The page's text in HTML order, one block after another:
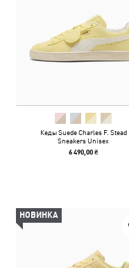
Кеды Suede Charles F. Stead
Sneakers Unisex
6 490,00 ₴
НОВИНКА